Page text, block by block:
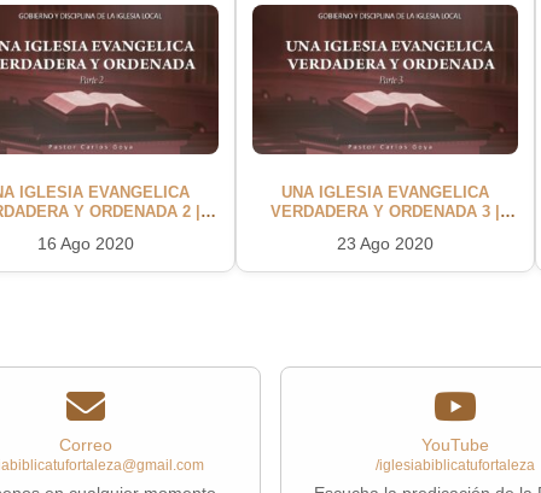
IGLESIA EVANGELICA
Y ORDENADA 2 |
16 Ago 2020
UNA IGLESIA EVANGELICA
VERDADERA Y ORDENADA 3 |
23 Ago 2020
Correo YouTube
/iglesiabiblicatufortaleza